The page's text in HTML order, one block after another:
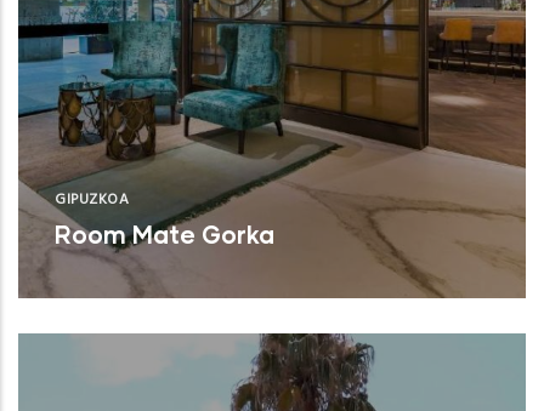
GIPUZKOA
Room Mate Gorka